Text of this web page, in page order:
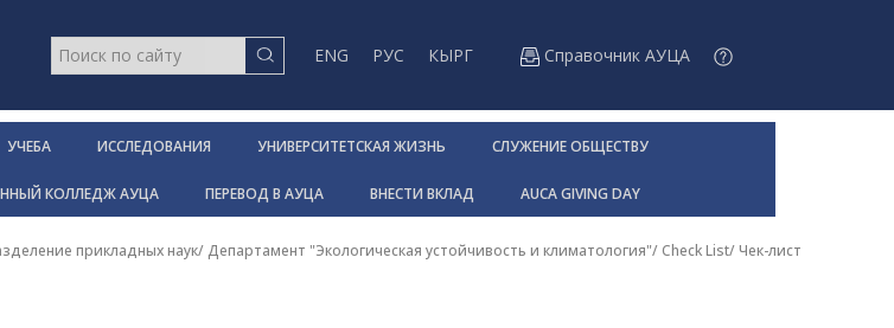
ENG РУС КЫРГ Справочник АУЦА
УЧЕБА ИССЛЕДОВАНИЯ УНИВЕРСИТЕТСКАЯ ЖИЗНЬ СЛУЖЕНИЕ ОБЩЕСТВУ
КОЛЛЕДЖ АУЦА ПЕРЕВОД В АУЦА ВНЕСТИ ВКЛАД AUCA GIVING DAY
прикладных наук/Департамент "Экологическая устойчивость и климатология"/ Check List/Чек-лист